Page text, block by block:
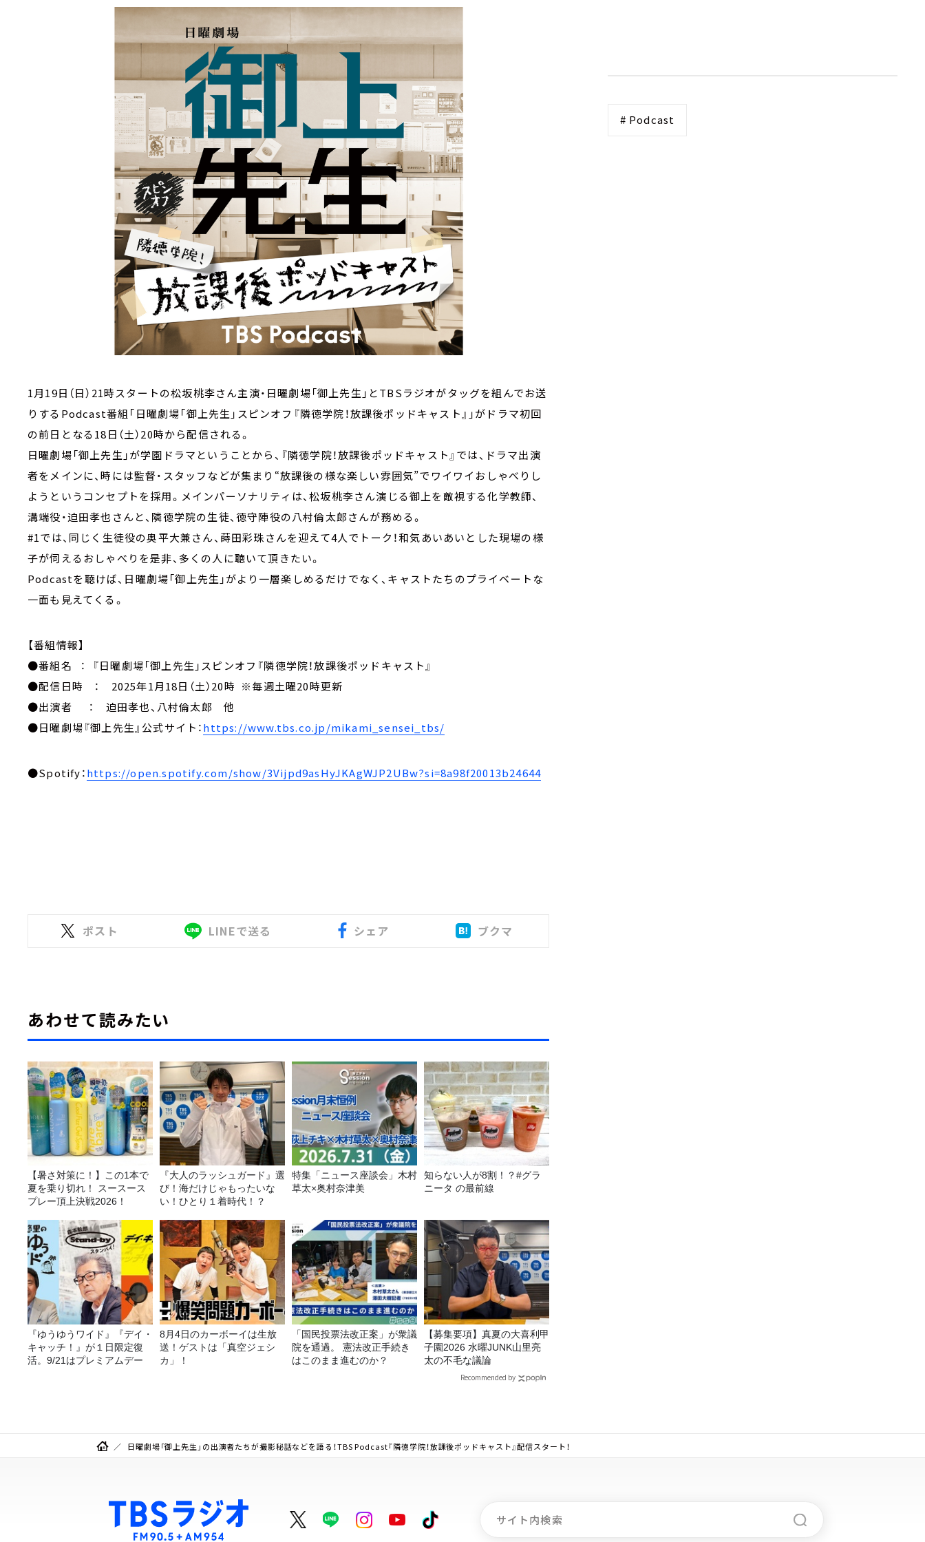
1月19日（日）21時スタートの松坂桃李さん主演・日曜劇場「御上先生」とTBSラジオがタッグを組んでお送
りするPodcast番組「日曜劇場「御上先生」スピンオフ『隣徳学院！放課後ポッドキャスト』」がドラマ初回
の前日となる18日（土）20時から配信される。
日曜劇場「御上先生」が学園ドラマということから、『隣徳学院！放課後ポッドキャスト』では、ドラマ出演
者をメインに、時には監督・スタッフなどが集まり“放課後の様な楽しい雰囲気”でワイワイおしゃべりし
ようというコンセプトを採用。メインパーソナリティは、松坂桃李さん演じる御上を敵視する化学教師、
溝端役・迫田孝也さんと、隣徳学院の生徒、徳守陣役の八村倫太郎さんが務める。
#1では、同じく生徒役の奥平大兼さん、蒔田彩珠さんを迎えて4人でトーク！和気あいあいとした現場の様
子が伺えるおしゃべりを是非、多くの人に聴いて頂きたい。
Podcastを聴けば、日曜劇場「御上先生」がより一層楽しめるだけでなく、キャストたちのプライベートな
一面も見えてくる。
【番組情報】
●番組名 ： 『日曜劇場「御上先生」スピンオフ『隣徳学院！放課後ポッドキャスト』
●配信日時 ： 2025年1月18日（土）20時 ※毎週土曜20時更新
●出演者 ： 迫田孝也、八村倫太郎 他
●日曜劇場『御上先生』公式サイト：https://www.tbs.co.jp/mikami_sensei_tbs/
●Spotify：https://open.spotify.com/show/3Vijpd9asHyJKAgWJP2UBw?si=8a98f20013b24644
ポスト LINEで送る シェア ブクマ
あわせて読みたい
【暑さ対策に！】この1本で
夏を乗り切れ！ スースース
プレー頂上決戦2026！
『大人のラッシュガード』選
び！海だけじゃもったいな
い！ひとり１着時代！？
特集「ニュース座談会」木村
草太×奥村奈津美
知らない人が8割！？#グラ
ニータ の最前線
『ゆうゆうワイド』『デイ・
キャッチ！』が１日限定復
活。9/21はプレミアムデー
8月4日のカーボーイは生放
送！ゲストは「真空ジェシ
カ」！
「国民投票法改正案」が衆議
院を通過。 憲法改正手続き
はこのまま進むのか？
【募集要項】真夏の大喜利甲
子園2026 水曜JUNK山里亮
太の不毛な議論
Recommended by
# Podcast
日曜劇場「御上先生」の出演者たちが撮影秘話などを語る！TBS Podcast『隣徳学院！放課後ポッドキャスト』配信スタート！